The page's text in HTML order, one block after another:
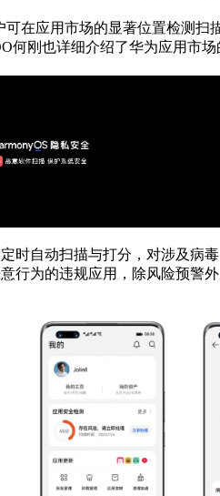
在应用市场的显著位置检测
何刚也详细介绍了华为应用市场
时自动扫描与打分，对涉及病毒
行为的违规应用，除风险预警